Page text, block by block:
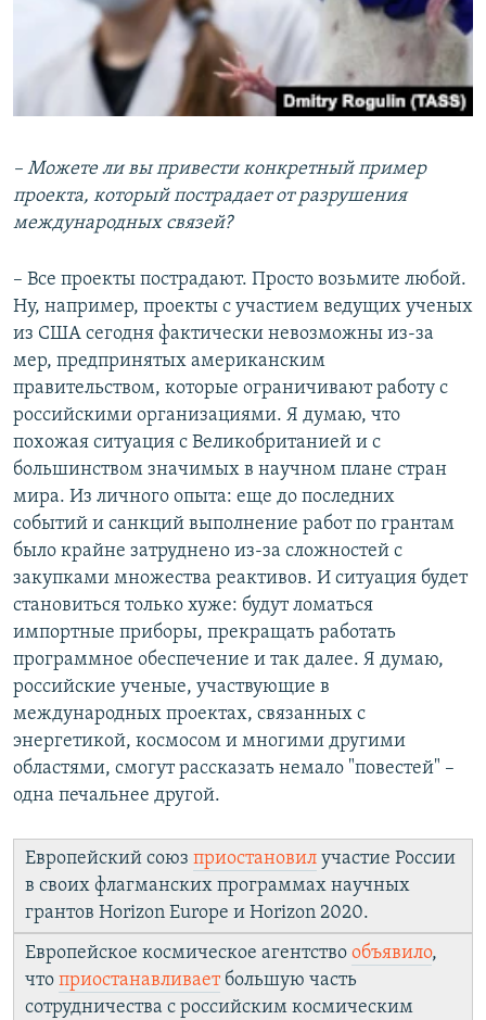
– Можете ли вы привести конкретный пример
проекта, который пострадает от разрушения
международных связей?
– Все проекты пострадают. Просто возьмите любой.
Ну, например, проекты с участием ведущих ученых
из США сегодня фактически невозможны из-за
мер, предпринятых американским
правительством, которые ограничивают работу с
российскими организациями. Я думаю, что
похожая ситуация с Великобританией и с
большинством значимых в научном плане стран
мира. Из личного опыта: еще до последних
событий и санкций выполнение работ по грантам
было крайне затруднено из-за сложностей с
закупками множества реактивов. И ситуация будет
становиться только хуже: будут ломаться
импортные приборы, прекращать работать
программное обеспечение и так далее. Я думаю,
российские ученые, участвующие в
международных проектах, связанных с
энергетикой, космосом и многими другими
областями, смогут рассказать немало "повестей" –
одна печальнее другой.
Европейский союз приостановил участие России
в своих флагманских программах научных
грантов Horizon Europe и Horizon 2020.
Европейское космическое агентство объявило,
что приостанавливаетбольшую часть
сотрудничества с российским космическим